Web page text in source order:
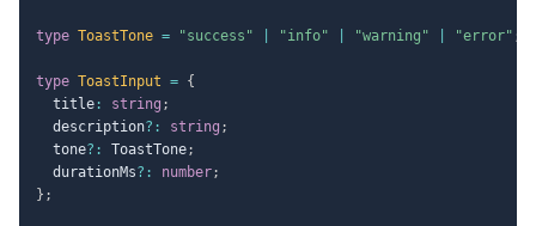
type ToastTone = "success" "info" "warning" "error" ;
type ToastInput = {
  title
: string ;
  description
? : string ;
  tone
? : ToastTone;
  durationMs
? : number;
} ;